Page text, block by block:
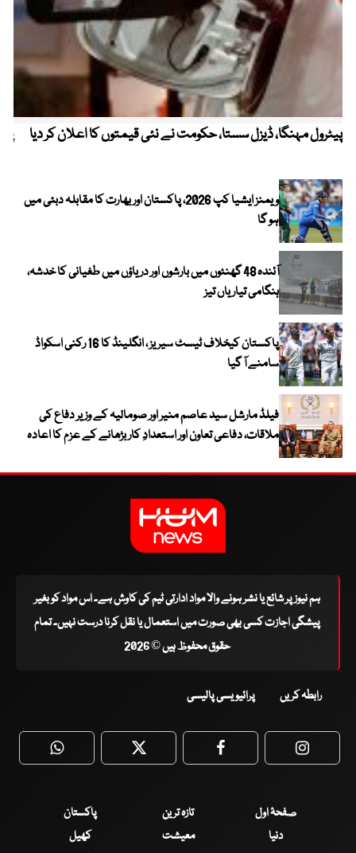
پیٹرول مہنگا، ڈیزل سستا، حکومت نے نئی قیمتوں کا اعلان کر دیا
ویمنز ایشیا کپ 2026، پاکستان اور بھارت کا مقابلہ دبئی میں
ہو گا
آئندہ 48 گھنٹوں میں بارشوں اور دریاؤں میں طغیانی کا خدشہ،
ہنگامی تیاریاں تیز
پاکستان کیخلاف ٹیسٹ سیریز ، انگلینڈ کا 16 رکنی اسکواڈ
سامنے آ گیا
فیلڈ مارشل سید عاصم منیر اور صومالیہ کے وزیر دفاع کی
ملاقات، دفاعی تعاون اور استعدادِ کار بڑھانے کے عزم کا اعادہ
ہم نیوز پر شائع یا نشر ہونے والا مواد ادارتی ٹیم کی کاوش ہے۔ اس مواد کو بغیر
پیشگی اجازت کسی بھی صورت میں استعمال یا نقل کرنا درست نہیں۔ تمام
حقوق محفوظ ہیں © 2026
رابطہ کریں پرائیویسی پالیسی
WhatsApp Twitter Facebook
صفحۂ اول تازہ ترین
پاکستان
دنیا
معیشت
کھیل